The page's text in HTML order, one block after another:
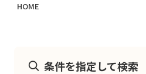
HOME
条件を指定して検索